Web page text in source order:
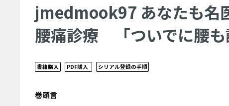
jmedmook97 あなたも名
腰痛診療 「ついでに腰も
書籍購入 PDF購入 シリアル登録の手順
巻頭言